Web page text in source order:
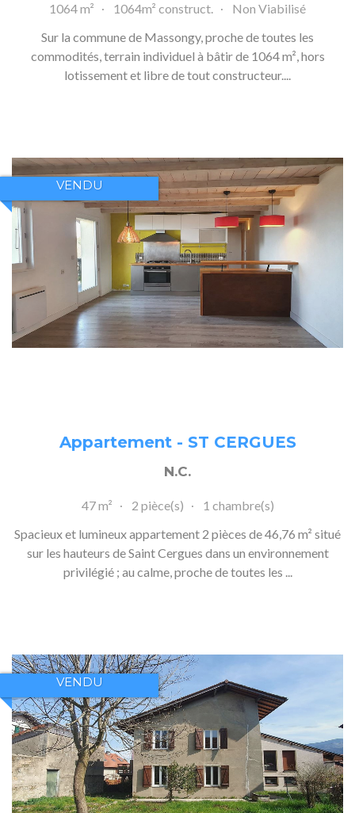
1064 m² 1064m² construct.
Non Viabilisé
Sur la commune de Massongy, proche de toutes les
commodités, terrain individuel à bâtir de 1064 m², hors
lotissement et libre de tout constructeur....
VENDU
Appartement - ST CERGUES
N.C.
47 m² 2 pièce(s)
1 chambre(s)
Spacieux et lumineux appartement 2 pièces de 46,76 m² situé
sur les hauteurs de Saint Cergues dans un environnement
privilégié ; au calme, proche de toutes les ...
VENDU